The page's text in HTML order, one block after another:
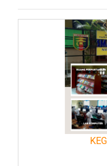
PENGUMUMAN
SMAN 2 PADANG
Ucapan Selamat dari
Selamat Dan Sukses
LATIHAN DASAR
CERMIN TAHUN ...